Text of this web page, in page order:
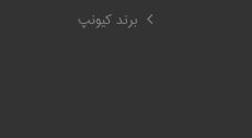
برند کیونپ